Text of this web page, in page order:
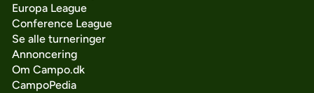
Europa League
Conference League
Se alle turneringer
Annoncering
Om Campo.dk
CampoPedia